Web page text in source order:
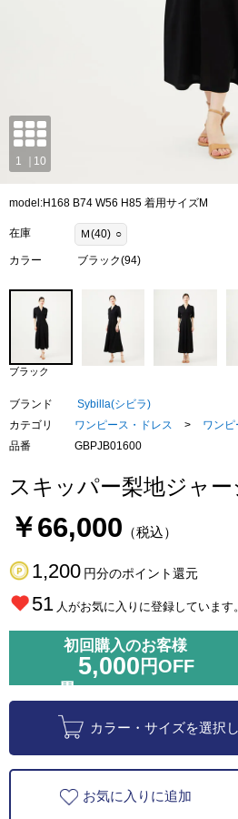
model:H168 B74 W56 H85 着用サイズM
在庫 Ｍ(40) ○
カラー ブラック(94)
ブラック
ブランド
Sybilla(シビラ)
カテゴリ
ワンピース・ドレス >
ワンピ
品番
GBPJB01600
スキッパー梨地ジャ
￥66,000 （税込）
1,200 円分のポイント還元
51 人がお気に入りに登録しています。
初回購入のお客様
5,000 円OFF
カラー・サイズを選択
お気に入りに追加